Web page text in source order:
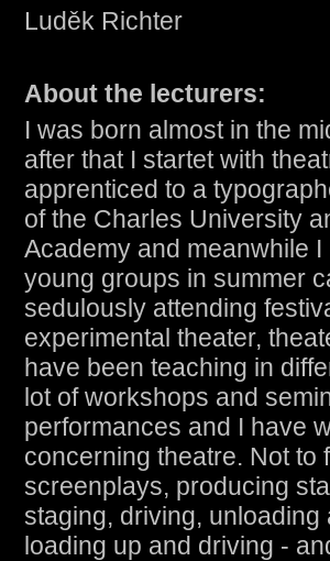
Luděk Richter
About the lecturers:
I was born almost in the
after that I startet with
apprenticed to a
of the Charles University
Academy and meanwhile
young groups in summer
sedulously attending
experimental theater,
have been teaching in
lot of workshops and
performances and I have
concerning theatre. Not to
screenplays, producing
staging, driving,
loading up and driving -